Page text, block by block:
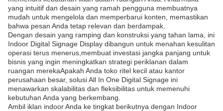
yang intuitif dan desain yang ramah pengguna membuatnya
mudah untuk mengelola dan memperbarui konten, memastikan
bahwa pesan Anda tetap relevan dan berdampak.
Dengan desain yang ramping dan konstruksi yang tahan lama, ini
Indoor Digital Signage Display dibangun untuk menahan kesulitan
operasi terus menerus,membuat investasi jangka panjang untuk
bisnis yang ingin meningkatkan strategi periklanan dalam
ruangan merekaApakah Anda toko ritel kecil atau kantor
perusahaan besar, solusi All In One Digital Signage ini
menawarkan skalabilitas dan fleksibilitas untuk memenuhi
kebutuhan Anda yang berkembang.
Ambil iklan indoor Anda ke tingkat berikutnya dengan Indoor